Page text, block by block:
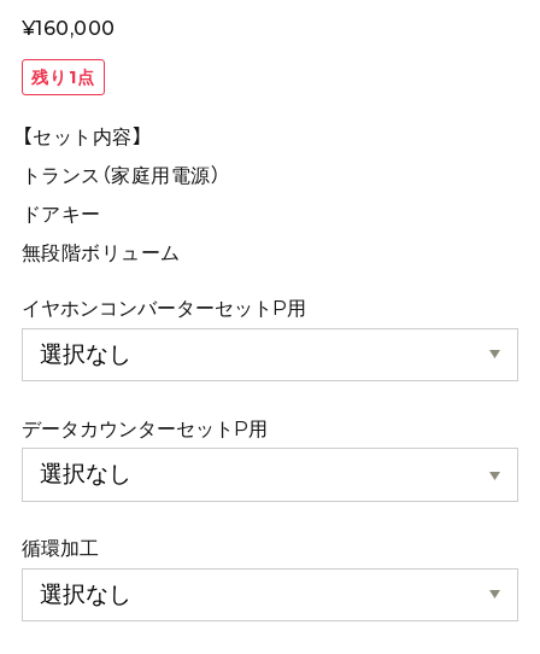
¥160,000
残り1点
【セット内容】
トランス（家庭用電源）
ドアキー
無段階ボリューム
イヤホンコンバーターセットP用
データカウンターセットP用
循環加工